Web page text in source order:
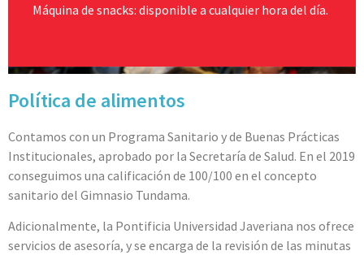
Máquina de snacks: disponible a cualquier hora del día.
Política de alimentos
Contamos con un Programa Sanitario y de Buenas Prácticas
Institucionales, aprobado por la Secretaría de Salud. En el 2019
conseguimos una calificación de 100/100 en el concepto
sanitario del Gimnasio Tundama.
Adicionalmente, la Pontificia Universidad Javeriana nos ofrece
servicios de asesoría, y se encarga de la revisión de las minutas